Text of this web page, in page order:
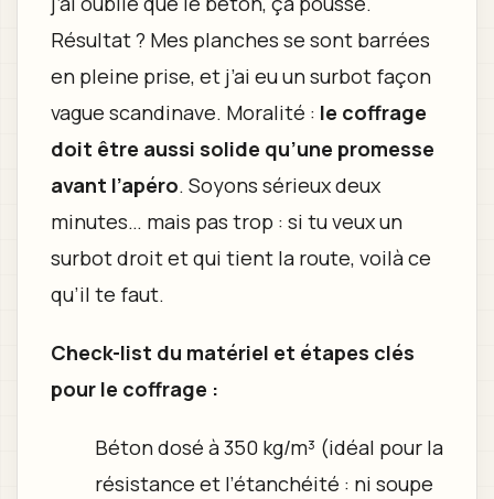
Résultat ? Mes planches se sont barrées
en pleine prise, et j’ai eu un surbot façon
vague scandinave. Moralité : le coffrage
doit être aussi solide qu’une promesse
avant l’apéro. Soyons sérieux deux
minutes… mais pas trop : si tu veux un
surbot droit et qui tient la route, voilà ce
qu’il te faut.
Check-list du matériel et étapes clés
pour le coffrage :
Béton dosé à 350 kg/m³ (idéal pour la
résistance et l’étanchéité : ni soupe